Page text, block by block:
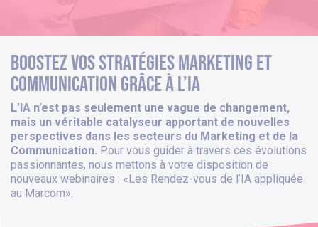
Boostez vos stratégies marketing et
communication grâce à l’IA
L’IA n’est pas seulement une vague de changement,
mais un véritable catalyseur apportant de nouvelles
perspectives dans les secteurs du Marketing et de la
Communication. Pour vous guider à travers ces évolutions
passionnantes, nous mettons à votre disposition de
nouveaux webinaires : «Les Rendez-vous de l’IA appliquée
au Marcom».